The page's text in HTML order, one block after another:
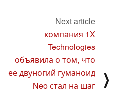
Next article
компания 1X
Technologies
объявила о том, что
ее двуногий гуманоид
Neo стал на шаг
⟩